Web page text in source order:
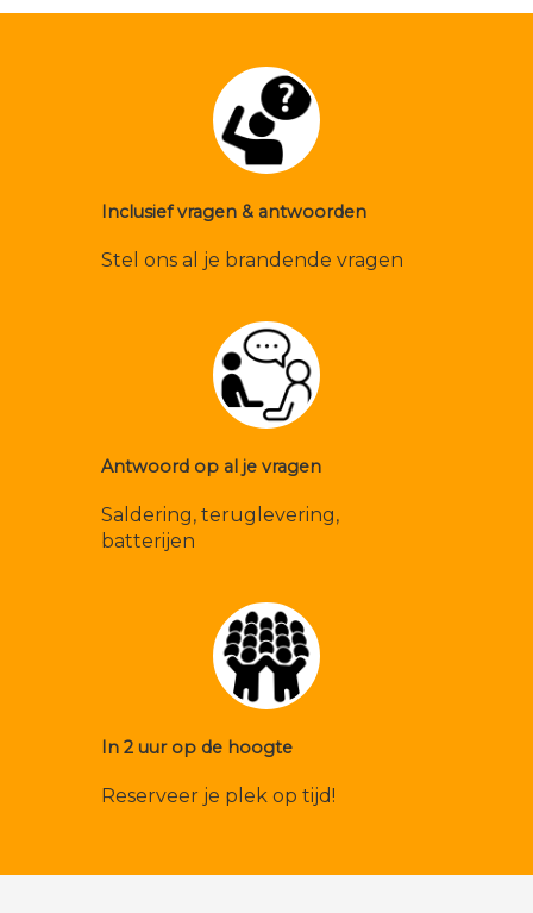
Inclusief vragen & antwoorden
Stel ons al je brandende vragen
Antwoord op al je vragen
Saldering, teruglevering,
batterijen
In 2 uur op de hoogte
Reserveer je plek op tijd!